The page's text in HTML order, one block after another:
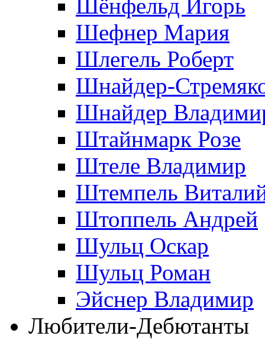
Шёнфельд Игорь
Шефнер Мария
Шлегель Роберт
Шнайдер-
Шнайдер
Штайнмарк Розe
Штеле Владимир
Штемпель
Штоппель Андрей
Шульц Оскар
Шульц Роман
Эйснер Владимир
Любители-Дебютанты